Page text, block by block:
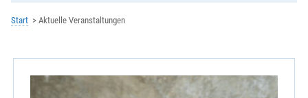
Langquaid-St. Jakob
Start Aktuelle Veranstaltungen